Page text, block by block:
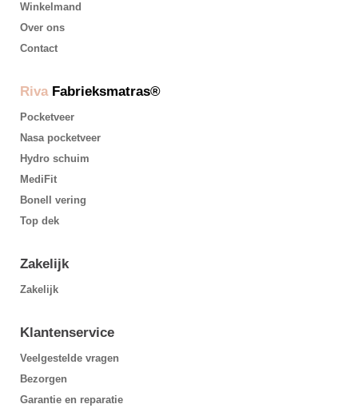
Winkelmand
Over ons
Contact
Riva Fabrieksmatras®
Pocketveer
Nasa pocketveer
Hydro schuim
MediFit
Bonell vering
Top dek
Zakelijk
Zakelijk
Klantenservice
Veelgestelde vragen
Bezorgen
Garantie en reparatie